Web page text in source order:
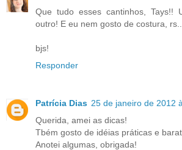
Que tudo esses cantinhos, Tays!!
outro! E eu nem gosto de costura, rs...
bjs!
Responder
Patrícia Dias 25 de janeiro de 2012
Querida, amei as dicas!
Tbém gosto de idéias práticas e
Anotei algumas, obrigada!